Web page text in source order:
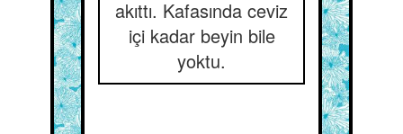
akıttı. Kafasında ceviz
içi kadar beyin bile
yoktu.